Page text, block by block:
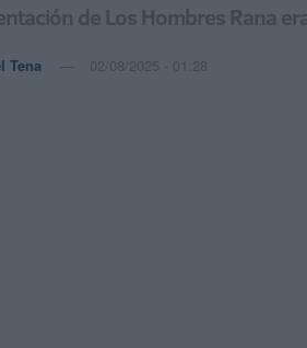
de Los Hombres Rana
Tena 02/08/2025 - 01:28